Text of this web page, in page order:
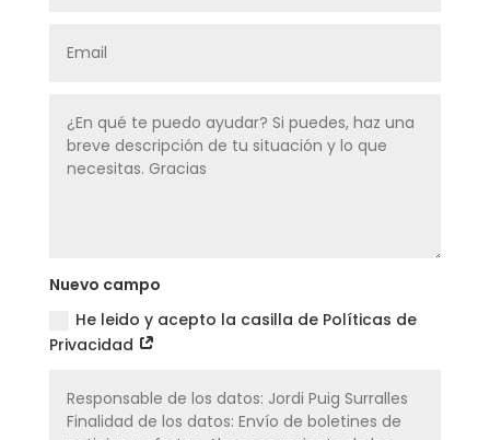
Nuevo campo
He leido y acepto la casilla de Políticas de
Privacidad